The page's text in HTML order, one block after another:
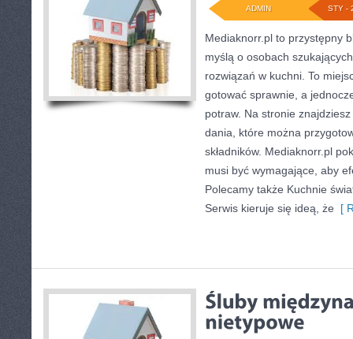
STY -
ADMIN
Mediaknorr.pl to przystępny
myślą o osobach
rozwiązań w kuchni. To
gotować sprawnie, a
potraw. Na stronie
dania, które można
składników. Mediaknorr.pl
musi być wymagające, aby
Polecamy także Kuchnie
Serwis kieruje się ideą, że [